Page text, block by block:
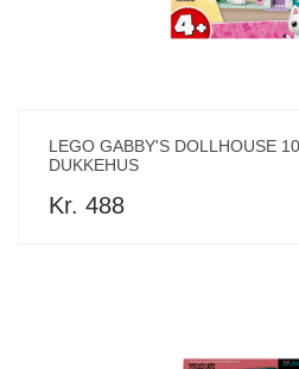
LEGO GABBY'S DOLLHOUSE
DUKKEHUS
Kr. 488